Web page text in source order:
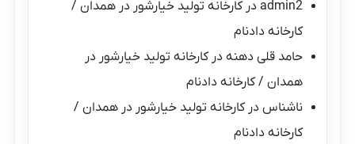
admin2 درکارخانه تولید خیارشور در همدان /
کارخانه دادنام
حامد قلی دهنه درکارخانه تولید خیارشور در
همدان / کارخانه دادنام
ناشناس درکارخانه تولید خیارشور در همدان /
کارخانه دادنام